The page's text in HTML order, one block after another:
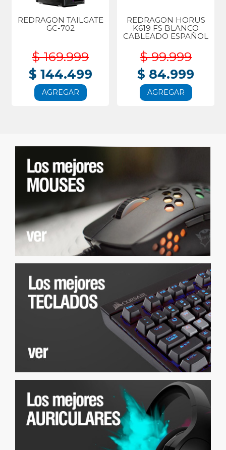
REDRAGON TAILGATE
GC-702
$ 169.999
$ 144.499
AGREGAR
REDRAGON HORUS
K619 FS BLANCO
CABLEADO ESPAÑOL
$ 99.999
$ 84.999
AGREGAR